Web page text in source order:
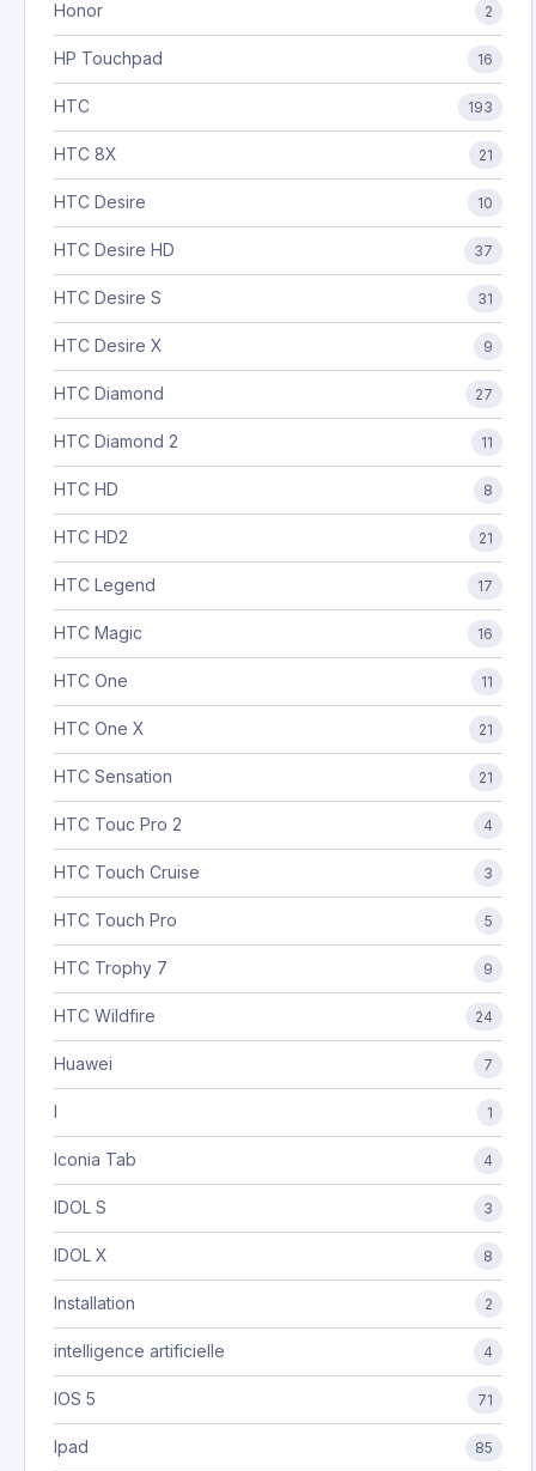
Honor 2
HP Touchpad 16
HTC 193
HTC 8X 21
HTC Desire 10
HTC Desire HD 37
HTC Desire S 31
HTC Desire X 9
HTC Diamond 27
HTC Diamond 2 11
HTC HD 8
HTC HD2 21
HTC Legend 17
HTC Magic 16
HTC One 11
HTC One X 21
HTC Sensation 21
HTC Touc Pro 2 4
HTC Touch Cruise 3
HTC Touch Pro 5
HTC Trophy 7 9
HTC Wildfire 24
Huawei 7
I 1
Iconia Tab 4
IDOL S 3
IDOL X 8
Installation 2
intelligence artificielle 4
IOS 5 71
Ipad 85